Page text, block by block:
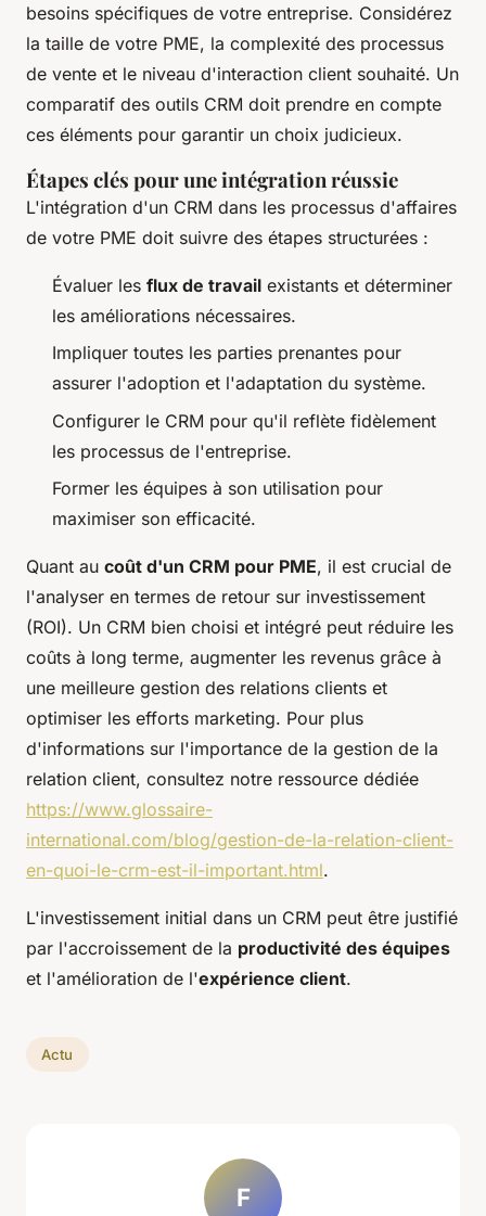
besoins spécifiques de votre entreprise. Considérez
la taille de votre PME, la complexité des processus
de vente et le niveau d'interaction client souhaité. Un
comparatif des outils CRM doit prendre en compte
ces éléments pour garantir un choix judicieux.
Étapes clés pour une intégration réussie
L'intégration d'un CRM dans les processus d'affaires
de votre PME doit suivre des étapes structurées :
Évaluer les flux de travail existants et déterminer
les améliorations nécessaires.
Impliquer toutes les parties prenantes pour
assurer l'adoption et l'adaptation du système.
Configurer le CRM pour qu'il reflète fidèlement
les processus de l'entreprise.
Former les équipes à son utilisation pour
maximiser son efficacité.
Quant au coût d'un CRM pour PME, il est crucial de
l'analyser en termes de retour sur investissement
(ROI). Un CRM bien choisi et intégré peut réduire les
coûts à long terme, augmenter les revenus grâce à
une meilleure gestion des relations clients et
optimiser les efforts marketing. Pour plus
d'informations sur l'importance de la gestion de la
relation client, consultez notre ressource dédiée
https://www.glossaire-
international.com/blog/gestion-de-la-relation-client-
en-quoi-le-crm-est-il-important.html.
L'investissement initial dans un CRM peut être justifié
par l'accroissement de la productivité des équipes
et l'amélioration de l'expérience client.
Actu
F